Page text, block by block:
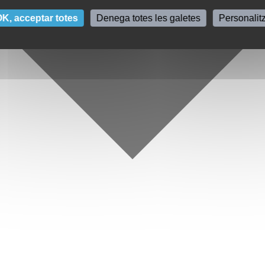
acceptar totes Denega totes les galetes